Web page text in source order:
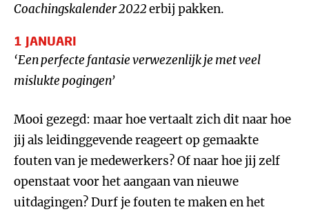
Coachingskalender 2022erbij pakken.
1 JANUARI
‘Een perfecte fantasie verwezenlijk je met veel
mislukte pogingen’
Mooi gezegd: maar hoe vertaalt zich dit naar hoe
jij als leidinggevende reageert op gemaakte
fouten van je medewerkers? Of naar hoe jij zelf
openstaat voor het aangaan van nieuwe
uitdagingen? Durf je fouten te maken en het